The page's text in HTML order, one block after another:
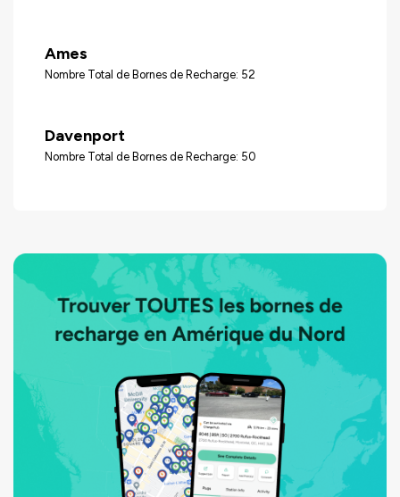
Ames
Nombre Total de Bornes de Recharge: 52
Davenport
Nombre Total de Bornes de Recharge: 50